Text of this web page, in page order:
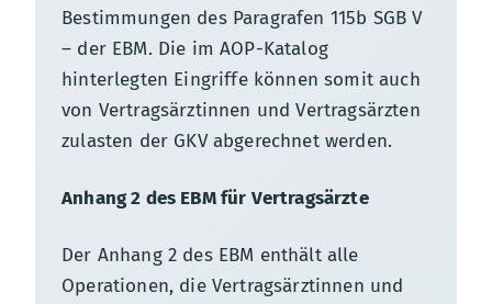
Bestimmungen des Paragrafen 115b SGB V
– der EBM. Die im AOP-Katalog
hinterlegten Eingriffe können somit auch
von Vertragsärztinnen und Vertragsärzten
zulasten der GKV abgerechnet werden.
Anhang 2 des EBM für Vertragsärzte
Der Anhang 2 des EBM enthält alle
Operationen, die Vertragsärztinnen und